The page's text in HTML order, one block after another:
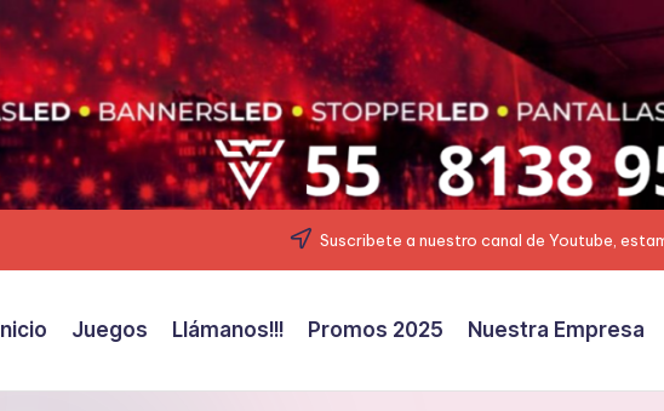
Suscribete a nuestro canal de Youtube,
Inicio Juegos Llámanos!!! Promos 2025 Nuestra Empresa